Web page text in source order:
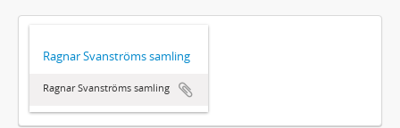
Ragnar Svanströms samling
Ragnar Svanströms samling